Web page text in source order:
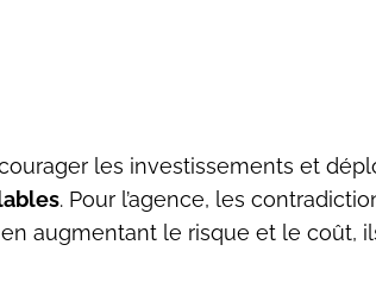
les investissements et
. Pour l’agence, les
augmentant le risque et le coût,